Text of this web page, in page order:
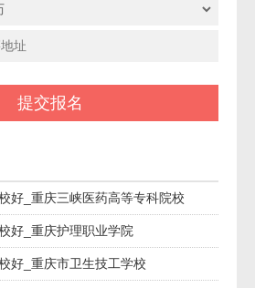
好_重庆三峡医药高等专科院校
好_重庆护理职业学院
好_重庆市卫生技工学校